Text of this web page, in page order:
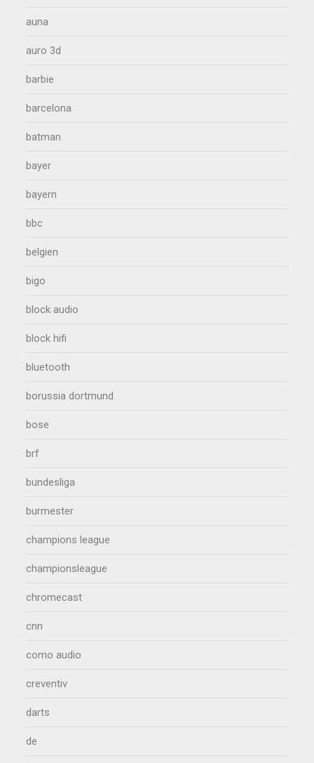
auna
auro 3d
barbie
barcelona
batman
bayer
bayern
bbc
belgien
bigo
block audio
block hifi
bluetooth
borussia dortmund
bose
brf
bundesliga
burmester
champions league
championsleague
chromecast
cnn
como audio
creventiv
darts
de